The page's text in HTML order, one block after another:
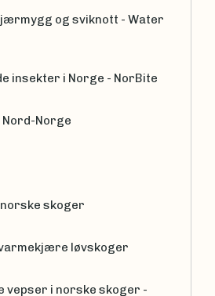
og sviknott - Water
insekter i Norge - NorBite
Nord-Norge
skoger
løvskoger
vepser i norske skoger -